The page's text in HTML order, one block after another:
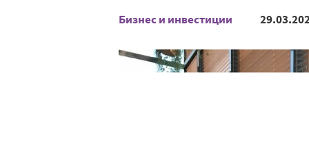
Бизнес и инвестиции